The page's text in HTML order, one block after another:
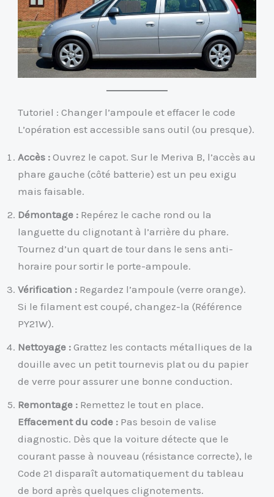
Tutoriel : Changer l’ampoule et effacer le code
L’opération est accessible sans outil (ou presque).
Accès : Ouvrez le capot. Sur le Meriva B, l’accès au
phare gauche (côté batterie) est un peu exigu
mais faisable.
Démontage : Repérez le cache rond ou la
languette du clignotant à l’arrière du phare.
Tournez d’un quart de tour dans le sens anti-
horaire pour sortir le porte-ampoule.
Vérification : Regardez l’ampoule (verre orange).
Si le filament est coupé, changez-la (Référence
PY21W).
Nettoyage : Grattez les contacts métalliques de la
douille avec un petit tournevis plat ou du papier
de verre pour assurer une bonne conduction.
Remontage : Remettez le tout en place.
Effacement du code : Pas besoin de valise
diagnostic. Dès que la voiture détecte que le
courant passe à nouveau (résistance correcte), le
Code 21 disparaît automatiquement du tableau
de bord après quelques clignotements.